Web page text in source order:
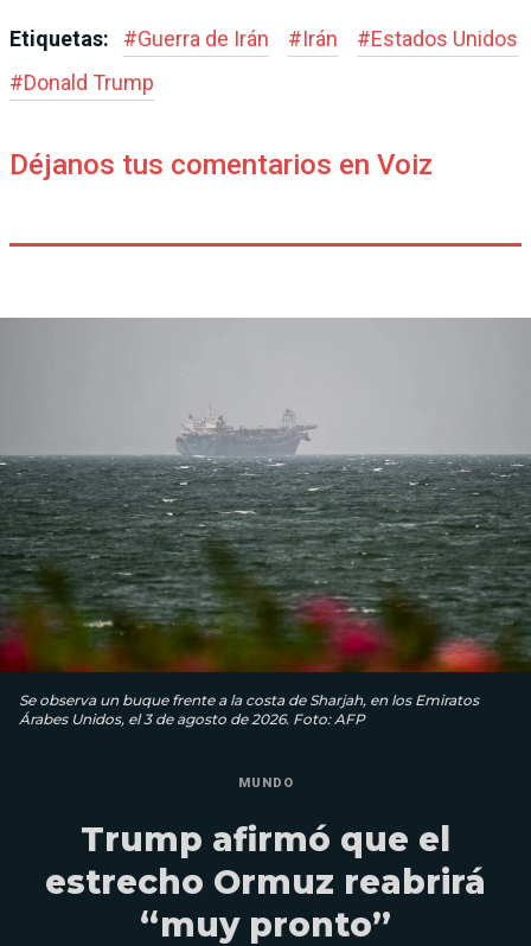
Etiquetas: #Guerra de Irán #Irán #Estados Unidos
#Donald Trump
Déjanos tus comentarios en Voiz
Se observa un buque frente a la costa de Sharjah, en los Emiratos
Árabes Unidos, el 3 de agosto de 2026. Foto: AFP
MUNDO
Trump afirmó que el
estrecho Ormuz reabrirá
“muy pronto”